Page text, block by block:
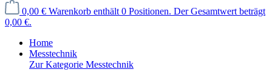
0,00 € Warenkorb enthält 0 Positionen. Der Gesamtwert beträgt
0,00 €.
Home
Messtechnik
Zur Kategorie Messtechnik